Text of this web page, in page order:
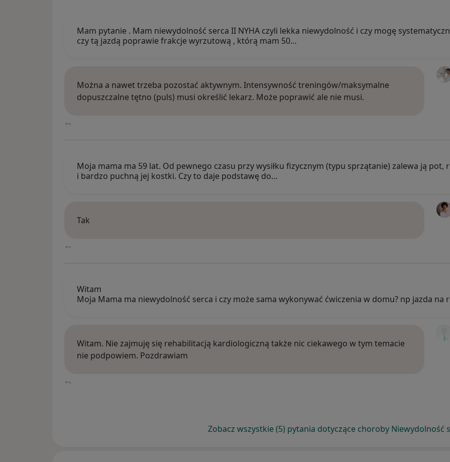
Mam pytanie . Mam niewydolność serca II NYHA czyli lekka niewydolność i czy mogę
czy tą jazdą poprawie frakcje wyrzutową , którą mam 50…
Można a nawet trzeba pozostać aktywnym. Intensywność treningów/maksymalne
dopuszczalne tętno (puls) musi określić lekarz. Może poprawić ale nie musi.
Moja mama ma 59 lat. Od pewnego czasu przy wysiłku fizycznym (typu sprzątanie) zalewa ją
i bardzo puchną jej kostki. Czy to daje podstawę do…
Tak
Witam
Moja Mama ma niewydolność serca i czy może sama wykonywać ćwiczenia w domu? np jazda
Witam. Nie zajmuję się rehabilitacją kardiologiczną także nic ciekawego w tym temacie
nie podpowiem. Pozdrawiam
Zobacz wszystkie (5) pytania dotyczące choroby Niewydolność